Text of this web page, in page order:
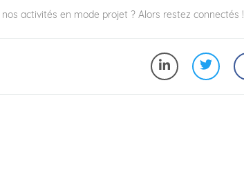
activités en mode projet ? Alors restez connectés !